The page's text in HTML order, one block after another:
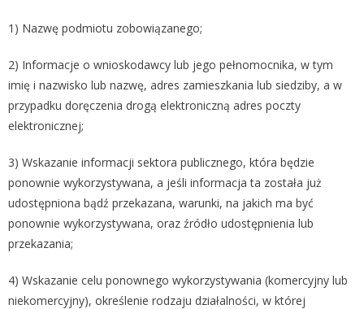
1) Nazwę podmiotu zobowiązanego;
2) Informacje o wnioskodawcy lub jego pełnomocnika, w tym
imię i nazwisko lub nazwę, adres zamieszkania lub siedziby, a w
przypadku doręczenia drogą elektroniczną adres poczty
elektronicznej;
3) Wskazanie informacji sektora publicznego, która będzie
ponownie wykorzystywana, a jeśli informacja ta została już
udostępniona bądź przekazana, warunki, na jakich ma być
ponownie wykorzystywana, oraz źródło udostępnienia lub
przekazania;
4) Wskazanie celu ponownego wykorzystywania (komercyjny lub
niekomercyjny), określenie rodzaju działalności, w której